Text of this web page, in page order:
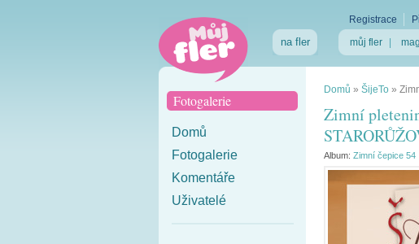
na fler
Registrace
můj fler
Fotogalerie
Domů
Fotogalerie
Komentáře
Uživatelé
Domů » ŠijeTo »
Zimní
Album: Zimní čepice 54